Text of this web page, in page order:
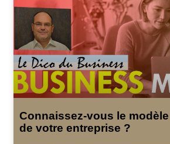
Connaissez-vous le
de votre entreprise ?